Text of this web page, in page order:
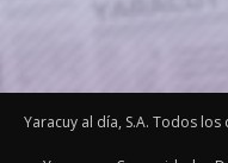
Yaracuy al día, S.A. Todos